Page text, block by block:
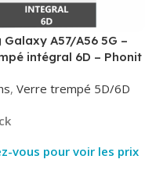
Galaxy A57/A56 5G –
intégral 6D – Phonit
, Verre trempé 5D/6D
vous pour voir les prix